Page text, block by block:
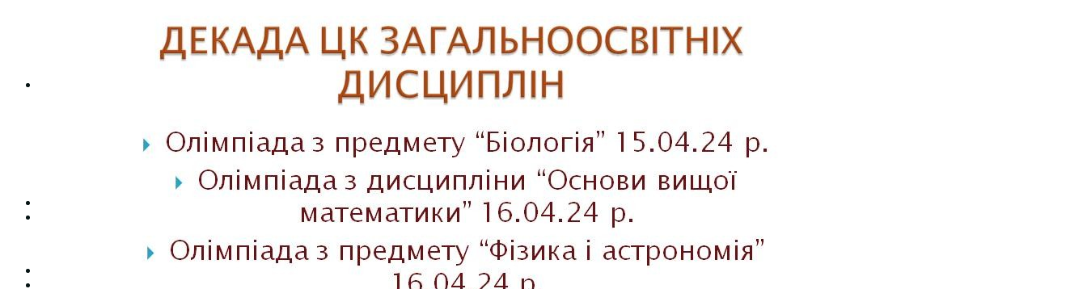
Комунікаційні зв’язки
Документація. Карантин
Документація. Воєнний стан
Центр дуальної освіти
Неформальна та інформальна освіта
Міжнародне співробітництво для студентів
Угоди та договори